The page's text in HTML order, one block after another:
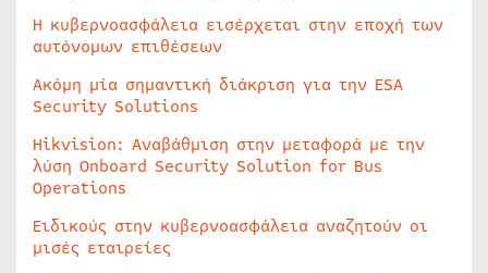
Η κυβερνοασφάλεια εισέρχεται στην εποχή των
αυτόνομων επιθέσεων
Ακόμη μία σημαντική διάκριση για την ESA
Security Solutions
Hikvision: Αναβάθμιση στην μεταφορά με την
λύση Onboard Security Solution for Bus
Operations
Ειδικούς στην κυβερνοασφάλεια αναζητούν οι
μισές εταιρείες